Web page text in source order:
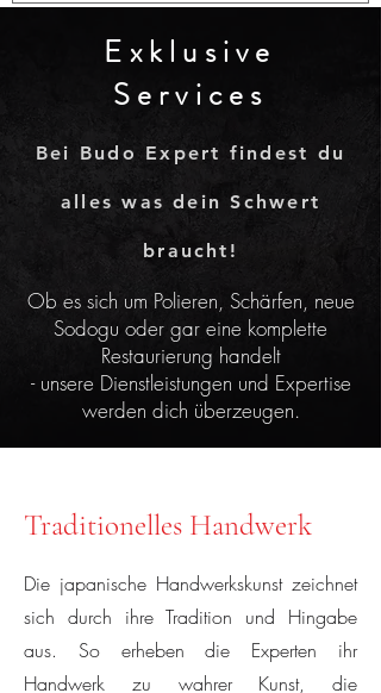
Exklusive
Services
Bei Budo Expert findest du
alles was dein Schwert
braucht!
Ob es sich um Polieren, Schärfen, neue
Sodogu oder gar eine komplette
Restaurierung handelt
- unsere Dienstleistungen und Expertise
werden dich überzeugen.
Traditionelles Handwerk
Die japanische Handwerkskunst zeichnet
sich durch ihre Tradition und Hingabe
aus. So erheben die Experten ihr
Handwerk zu wahrer Kunst, die